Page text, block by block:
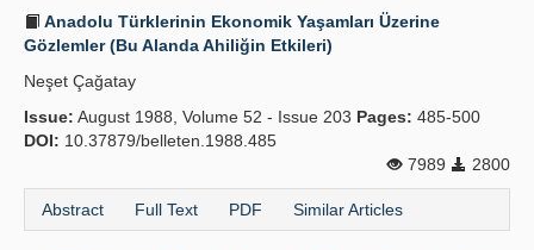
Anadolu Türklerinin Ekonomik Yaşamları Üzerine
Gözlemler (Bu Alanda Ahiliğin Etkileri)
Neşet Çağatay
Issue: August 1988, Volume 52 - Issue 203 Pages: 485-500
DOI: 10.37879/belleten.1988.485
7989
2800
Abstract Full Text PDF Similar Articles